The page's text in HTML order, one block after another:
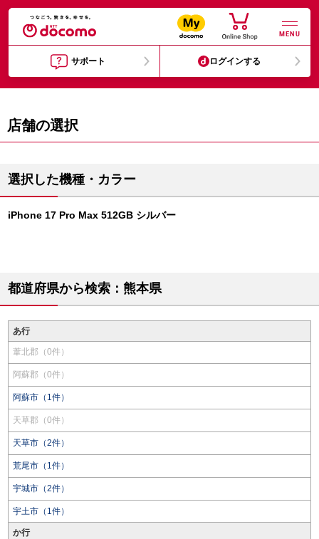
MENU
サポート ログインする
店舗の選択
選択した機種・カラー
iPhone 17 Pro Max 512GB シルバー
都道府県から検索：熊本県
あ行
葦北郡（0件）
阿蘇郡（0件）
阿蘇市（1件）
天草郡（0件）
天草市（2件）
荒尾市（1件）
宇城市（2件）
宇土市（1件）
か行